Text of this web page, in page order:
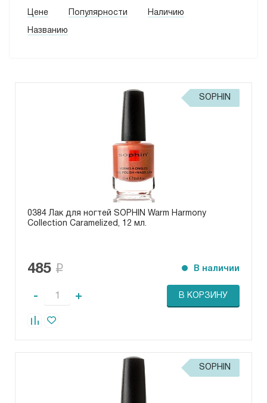
Цене Популярности Наличию
Названию
SOPHIN
0384 Лак для ногтей SOPHIN Warm Harmony
Collection Caramelized, 12 мл.
485 В наличии
- + В КОРЗИНУ
SOPHIN